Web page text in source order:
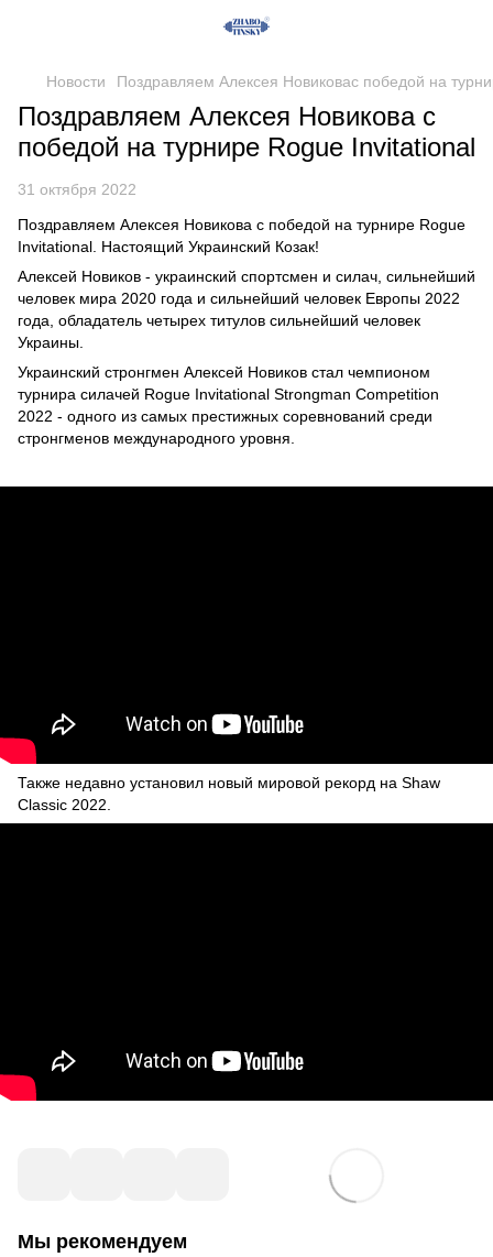
Новости Поздравляем Алексея Новиковас победой на
Поздравляем Алексея Новикова с
победой на турнире Rogue Invitational
31 октября 2022
Поздравляем Алексея Новикова с победой на турнире Rogue
Invitational. Настоящий Украинский Козак!
Алексей Новиков - украинский спортсмен и силач, сильнейший
человек мира 2020 года и сильнейший человек Европы 2022
года, обладатель четырех титулов сильнейший человек
Украины.
Украинский стронгмен Алексей Новиков стал чемпионом
турнира силачей Rogue Invitational Strongman Competition
2022 - одного из самых престижных соревнований среди
стронгменов международного уровня.
Также недавно установил новый мировой рекорд на Shaw
Classic 2022.
Мы рекомендуем